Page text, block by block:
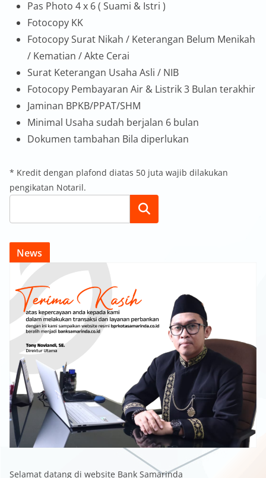
Pas Photo 4 x 6 ( Suami & Istri )
Fotocopy KK
Fotocopy Surat Nikah / Keterangan Belum Menikah
/ Kematian / Akte Cerai
Surat Keterangan Usaha Asli / NIB
Fotocopy Pembayaran Air & Listrik 3 Bulan terakhir
Jaminan BPKB/PPAT/SHM
Minimal Usaha sudah berjalan 6 bulan
Dokumen tambahan Bila diperlukan
* Kredit dengan plafond diatas 50 juta wajib dilakukan
pengikatan Notaril.
Search
News
Selamat datang di website Bank Samarinda